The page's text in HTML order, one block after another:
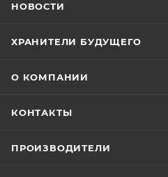
НОВОСТИ
ХРАНИТЕЛИ БУДУЩЕГО
О КОМПАНИИ
КОНТАКТЫ
ПРОИЗВОДИТЕЛИ